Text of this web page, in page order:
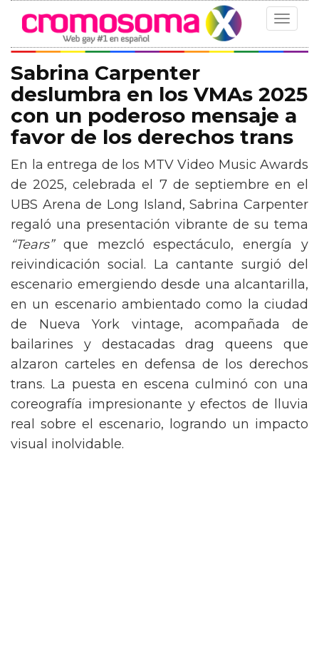
Toggle
Sabrina Carpenter
deslumbra en los VMAs 2025
con un poderoso mensaje a
favor de los derechos trans
En la entrega de los MTV Video Music Awards
de 2025, celebrada el 7 de septiembre en el
UBS Arena de Long Island, Sabrina Carpenter
regaló una presentación vibrante de su tema
“Tears”que mezcló espectáculo, energía y
reivindicación social. La cantante surgió del
escenario emergiendo desde una alcantarilla,
en un escenario ambientado como la ciudad
de Nueva York vintage, acompañada de
bailarines y destacadas drag queens que
alzaron carteles en defensa de los derechos
trans. La puesta en escena culminó con una
coreografía impresionante y efectos de lluvia
real sobre el escenario, logrando un impacto
visual inolvidable.